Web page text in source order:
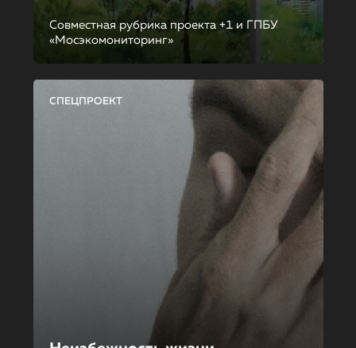
Совместная рубрика проекта +1 и ГПБУ
«Мосэкомониторинг»
СПЕЦПРОЕКТ